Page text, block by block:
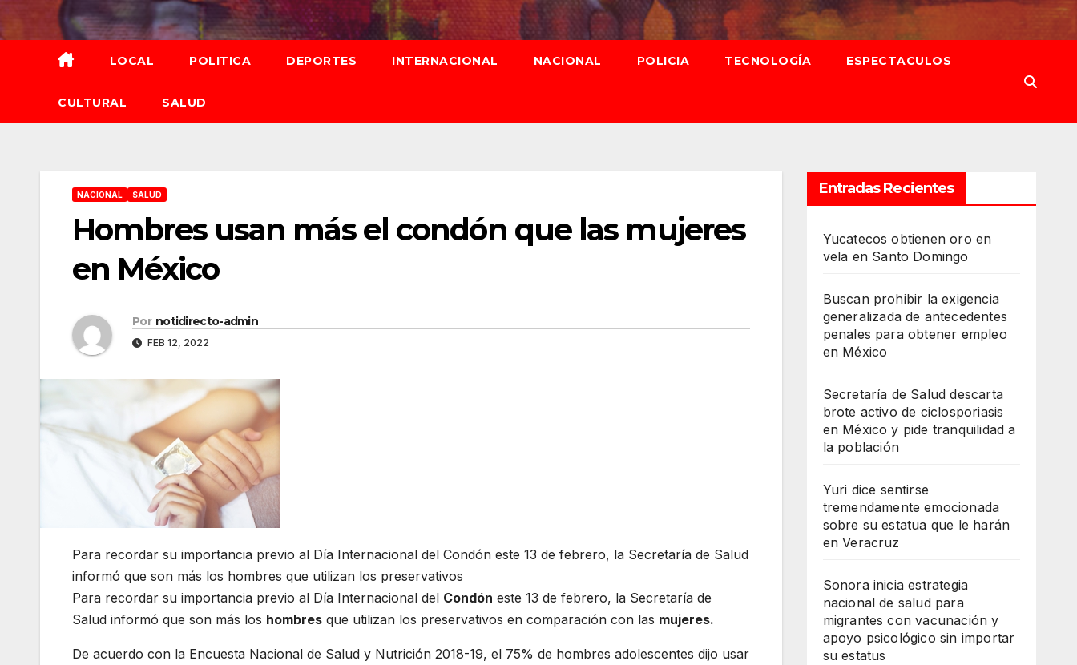
al
contenido
LOCAL POLITICA DEPORTES INTERNACIONAL NACIONAL POLICIA TECNOLOGÍA ESPECTACULOS
CULTURAL SALUD
NACIONAL SALUD
Hombres usan más el condón que las mujeres
en México
Por notidirecto-admin
FEB 12, 2022
Para recordar su importancia previo al Día Internacional del Condón este 13 de febrero, la Secretaría de Salud
informó que son más los hombres que utilizan los preservativos
Para recordar su importancia previo al Día Internacional del Condón este 13 de febrero, la Secretaría de
Salud informó que son más los hombres que utilizan los preservativos en comparación con las mujeres.
De acuerdo con la Encuesta Nacional de Salud y Nutrición 2018-19, el 75% de hombres adolescentes dijo usar
Entradas Recientes
Yucatecos obtienen oro en
vela en Santo Domingo
Buscan prohibir la exigencia
generalizada de antecedentes
penales para obtener empleo
en México
Secretaría de Salud descarta
brote activo de ciclosporiasis
en México y pide tranquilidad a
la población
Yuri dice sentirse
tremendamente emocionada
sobre su estatua que le harán
en Veracruz
Sonora inicia estrategia
nacional de salud para
migrantes con vacunación y
apoyo psicológico sin importar
su estatus